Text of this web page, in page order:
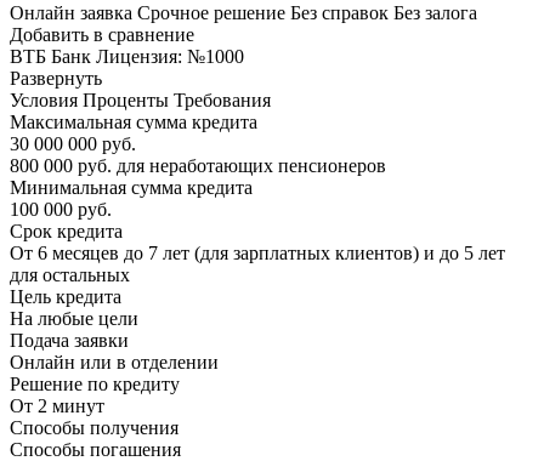
Онлайн заявка Срочное решение Без справок Без залога
Добавить в сравнение
ВТБ Банк Лицензия: №1000
Развернуть
Условия Проценты Требования
Максимальная сумма кредита
30 000 000 руб.
800 000 руб. для неработающих пенсионеров
Минимальная сумма кредита
100 000 руб.
Срок кредита
От 6 месяцев до 7 лет (для зарплатных клиентов) и до 5 лет
для остальных
Цель кредита
На любые цели
Подача заявки
Онлайн или в отделении
Решение по кредиту
От 2 минут
Способы получения
Способы погашения